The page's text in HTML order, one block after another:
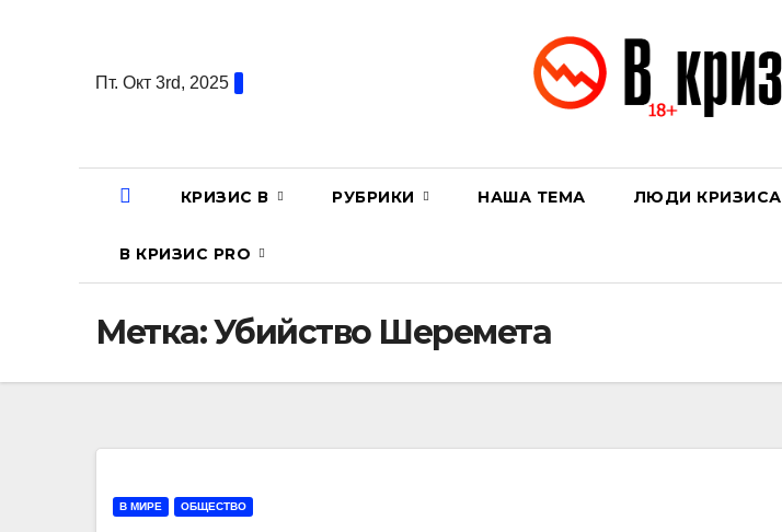
содержаниюПт. Окт 3rd, 2025
КРИЗИС В РУБРИКИ НАША ТЕМА ЛЮДИ КРИЗИСА
В КРИЗИС PRO
Метка:Убийство Шеремета
В МИРЕ ОБЩЕСТВО